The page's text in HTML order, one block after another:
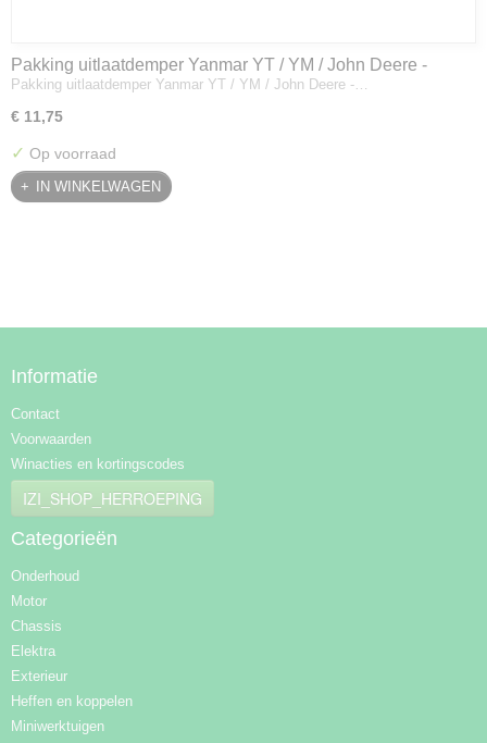
Pakking uitlaatdemper Yanmar YT / YM / John Deere -
128300-13230
Pakking uitlaatdemper Yanmar YT / YM / John Deere -…
€ 11,75
✓ Op voorraad
IN WINKELWAGEN
Informatie
Contact
Voorwaarden
Winacties en kortingscodes
IZI_SHOP_HERROEPING
Categorieën
Onderhoud
Motor
Chassis
Elektra
Exterieur
Heffen en koppelen
Miniwerktuigen